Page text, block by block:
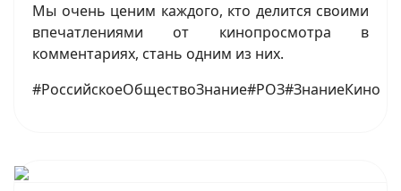
Мы очень ценим каждого, кто делится своими
впечатлениями от кинопросмотра в
комментариях, стань одним из них.
#РоссийскоеОбществоЗнание#РОЗ#ЗнаниеКино